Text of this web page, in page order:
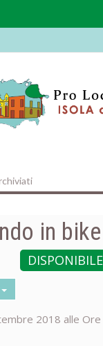
in
DISPONIBILE
2018 alle